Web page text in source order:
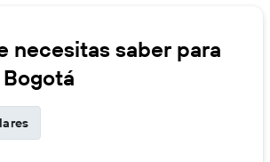
necesitas saber para